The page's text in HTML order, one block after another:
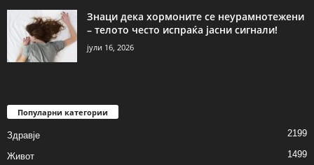
Знаци дека хормоните се неурамнотежени
– телото често испраќа јасни сигнали!
јули 16, 2026
Популарни категории
Здравје 2199
Живот 1499